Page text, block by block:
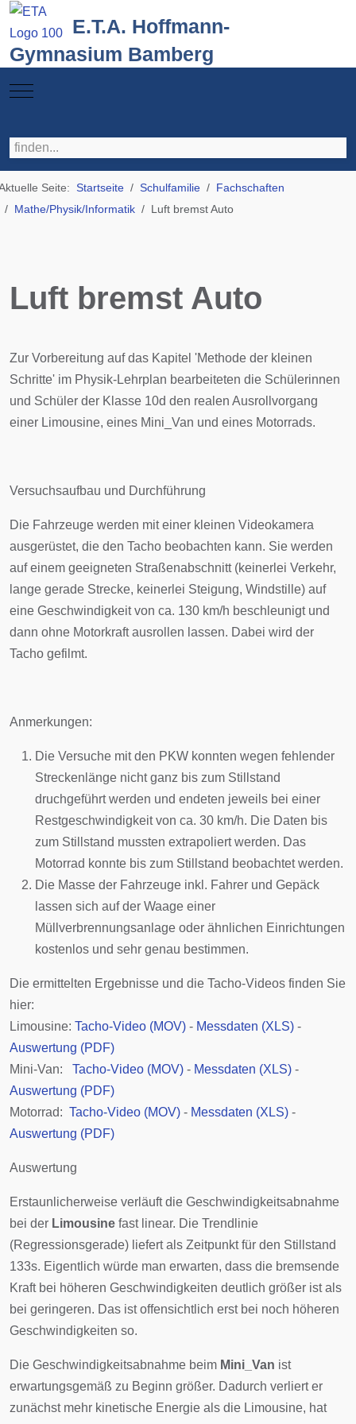
E.T.A. Hoffmann-
Gymnasium Bamberg
Mobile Menu Toggle
Seite: Startseite Schulfamilie
Fachschaften
Mathe/Physik/Informatik
Luft bremst Auto
Luft bremst Auto
Zur Vorbereitung auf das Kapitel 'Methode der kleinen
Schritte' im Physik-Lehrplan bearbeiteten die Schülerinnen
und Schüler der Klasse 10d den realen Ausrollvorgang
einer Limousine, eines Mini_Van und eines Motorrads.
Versuchsaufbau und Durchführung
Die Fahrzeuge werden mit einer kleinen Videokamera
ausgerüstet, die den Tacho beobachten kann. Sie werden
auf einem geeigneten Straßenabschnitt (keinerlei Verkehr,
lange gerade Strecke, keinerlei Steigung, Windstille) auf
eine Geschwindigkeit von ca. 130 km/h beschleunigt und
dann ohne Motorkraft ausrollen lassen. Dabei wird der
Tacho gefilmt.
Anmerkungen:
Die Versuche mit den PKW konnten wegen fehlender
Streckenlänge nicht ganz bis zum Stillstand
druchgeführt werden und endeten jeweils bei einer
Restgeschwindigkeit von ca. 30 km/h. Die Daten bis
zum Stillstand mussten extrapoliert werden. Das
Motorrad konnte bis zum Stillstand beobachtet werden.
Die Masse der Fahrzeuge inkl. Fahrer und Gepäck
lassen sich auf der Waage einer
Müllverbrennungsanlage oder ähnlichen Einrichtungen
kostenlos und sehr genau bestimmen.
Die ermittelten Ergebnisse und die Tacho-Videos finden Sie
hier:
Limousine: Tacho-Video (MOV) - Messdaten (XLS) -
Auswertung (PDF)
Mini-Van: Tacho-Video (MOV) - Messdaten (XLS) -
Auswertung (PDF)
Motorrad: Tacho-Video (MOV) - Messdaten (XLS) -
Auswertung (PDF)
Auswertung
Erstaunlicherweise verläuft die Geschwindigkeitsabnahme
bei der Limousine fast linear. Die Trendlinie
(Regressionsgerade) liefert als Zeitpunkt für den Stillstand
133s. Eigentlich würde man erwarten, dass die bremsende
Kraft bei höheren Geschwindigkeiten deutlich größer ist als
bei geringeren. Das ist offensichtlich erst bei noch höheren
Geschwindigkeiten so.
Die Geschwindigkeitsabnahme beim Mini_Van ist
erwartungsgemäß zu Beginn größer. Dadurch verliert er
zunächst mehr kinetische Energie als die Limousine, hat